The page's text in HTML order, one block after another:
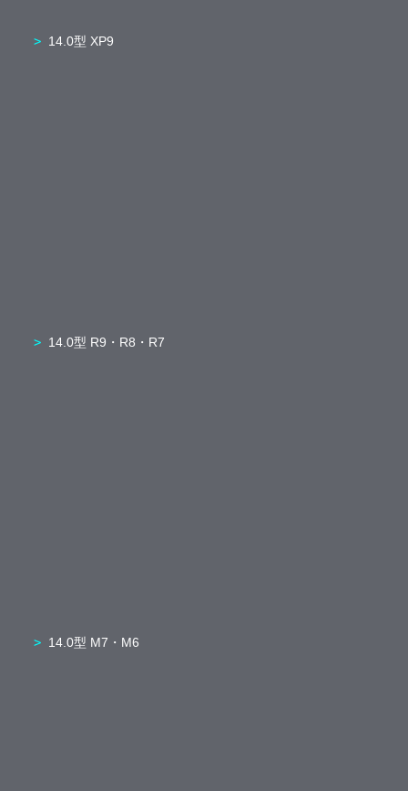
14.0型 XP9
14.0型 R9・R8・R7
14.0型 M7・M6